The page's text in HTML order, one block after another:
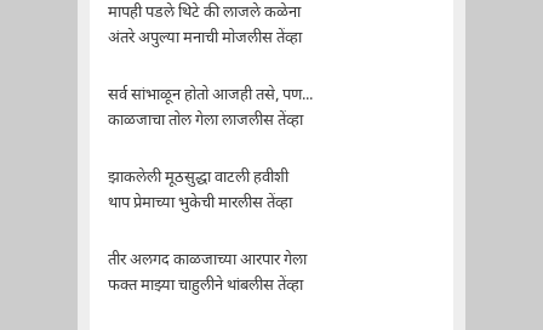
मापही पडले थिटे की लाजले कळेना
अंतरे अपुल्या मनाची मोजलीस तेंव्हा
सर्व सांभाळून होतो आजही तसे, पण...
काळजाचा तोल गेला लाजलीस तेंव्हा
झाकलेली मूठसुद्धा वाटली हवीशी
थाप प्रेमाच्या भुकेची मारलीस तेंव्हा
तीर अलगद काळजाच्या आरपार गेला
फक्त माझ्या चाहुलीने थांबलीस तेंव्हा